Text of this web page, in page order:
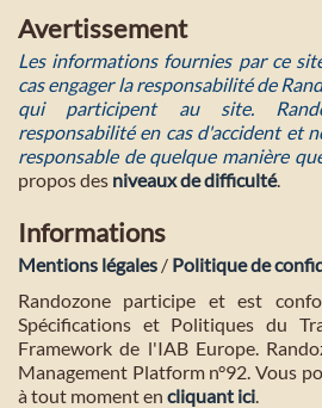
Avertissement
Les informations fournies par ce
cas engager la responsabilité de
qui participent au site.
responsabilité en cas d'accident et
responsable de quelque manière
propos des niveaux de difficulté.
Informations
Mentions légales / Politique de
Randozone participe et est
Spécifications et Politiques du
Framework de l'IAB Europe.
Management Platform n°92. Vous
à tout moment en cliquant ici.